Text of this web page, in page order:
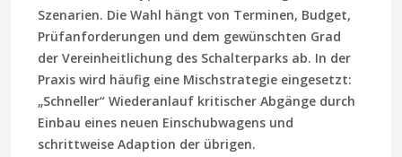
Szenarien. Die Wahl hängt von Terminen, Budget,
Prüfanforderungen und dem gewünschten Grad
der Vereinheitlichung des Schalterparks ab. In der
Praxis wird häufig eine Mischstrategie eingesetzt:
„Schneller“ Wiederanlauf kritischer Abgänge durch
Einbau eines neuen Einschubwagens und
schrittweise Adaption der übrigen.